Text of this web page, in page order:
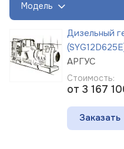
Модель
Дизельный
АРГУС
Стоимость:
от 3 167
Заказать